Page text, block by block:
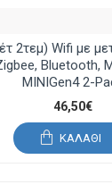
2τεμ) Wifi με
Bluetooth,
MINIGen4 2-
46,50€
ΚΑΛΆΘΙ